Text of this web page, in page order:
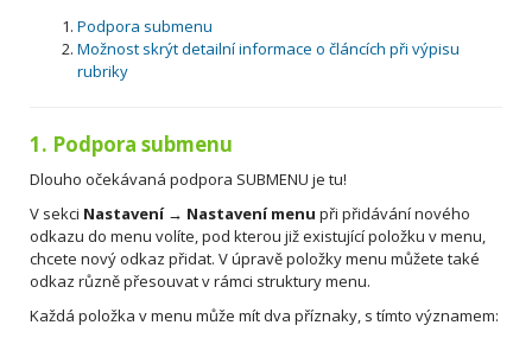
Podpora submenu
Možnost skrýt detailní informace o článcích při výpisu
rubriky
1. Podpora submenu
Dlouho očekávaná podpora SUBMENU je tu!
V sekci Nastavení → Nastavení menu při přidávání nového
odkazu do menu volíte, pod kterou již existující položku v menu,
chcete nový odkaz přidat. V úpravě položky menu můžete také
odkaz různě přesouvat v rámci struktury menu.
Každá položka v menu může mít dva příznaky, s tímto významem: